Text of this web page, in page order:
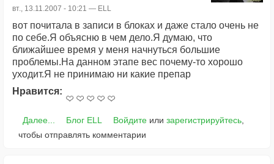
вт., 13.11.2007 - 10:21 — ELL
вот почитала в записи в блоках и даже стало очень не
по себе.Я объясню в чем дело.Я думаю, что
ближайшее время у меня начнуться большие
проблемы.На данном этапе вес почему-то хорошо
уходит.Я не принимаю ни какие препар
Нравится:
Далее... Блог ELL Войдитеили зарегистрируйтесь,
чтобы отправлять комментарии